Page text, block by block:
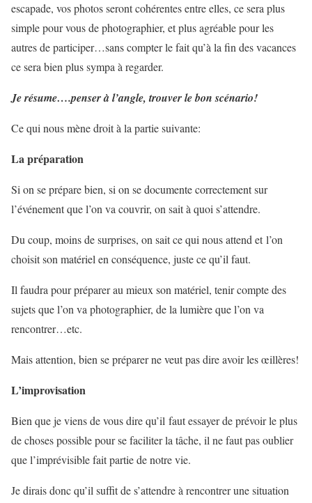
escapade, vos photos seront cohérentes entre elles, ce sera plus
simple pour vous de photographier, et plus agréable pour les
autres de participer…sans compter le fait qu’à la fin des vacances
ce sera bien plus sympa à regarder.
Je résume….penser à l’angle, trouver le bon scénario!
Ce qui nous mène droit à la partie suivante:
La préparation
Si on se prépare bien, si on se documente correctement sur
l’événement que l’on va couvrir, on sait à quoi s’attendre.
Du coup, moins de surprises, on sait ce qui nous attend et l’on
choisit son matériel en conséquence, juste ce qu’il faut.
Il faudra pour préparer au mieux son matériel, tenir compte des
sujets que l’on va photographier, de la lumière que l’on va
rencontrer…etc.
Mais attention, bien se préparer ne veut pas dire avoir les œillères!
L’improvisation
Bien que je viens de vous dire qu’il faut essayer de prévoir le plus
de choses possible pour se faciliter la tâche, il ne faut pas oublier
que l’imprévisible fait partie de notre vie.
Je dirais donc qu’il suffit de s’attendre à rencontrer une situation